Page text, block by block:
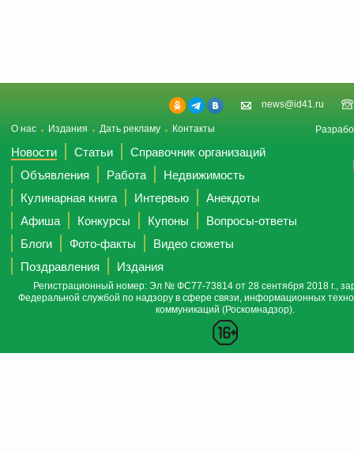
news@id41.ru
О нас Издания Дать рекламу Контакты
Новости Статьи
Справочник организаций
Объявления
Работа
Недвижимость
Кулинарная книга
Интервью
Анекдоты
Афиша
Конкурсы Купоны
Вопросы-ответы
Блоги
Фото-факты
Видео сюжеты
Поздравления
Издания
Регистрационный номер: Эл № ФС77-73814 от 28 сентября 2018 г.,
Федеральной службой по надзору в сфере связи, информационных
коммуникаций (Роскомнадзор).